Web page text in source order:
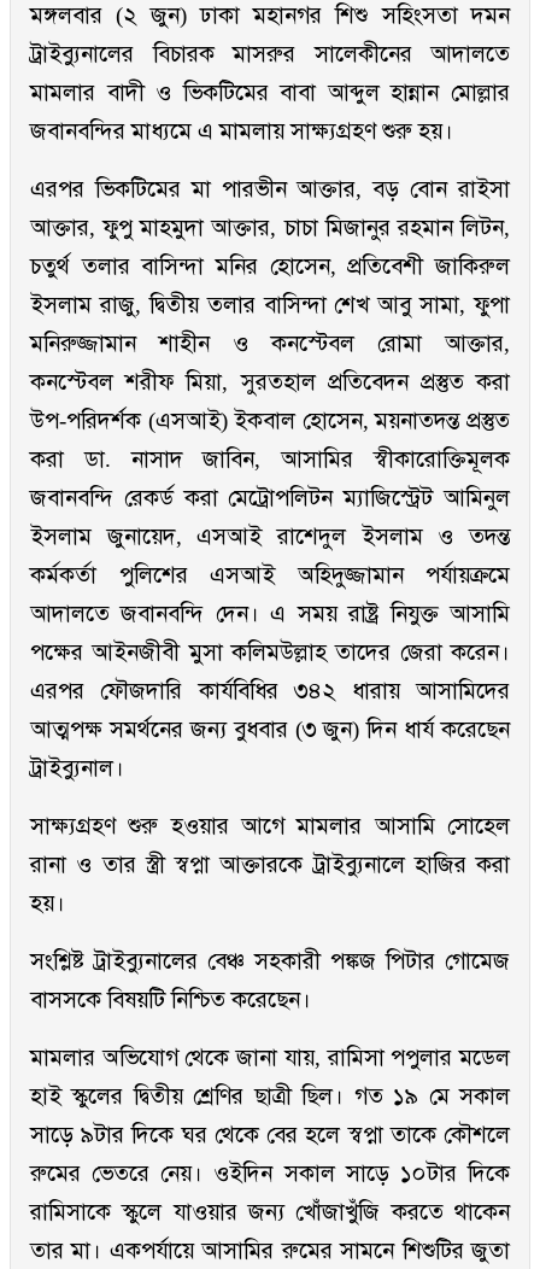
মঙ্গলবার (২ জুন) ঢাকা মহানগর শিশু সহিংসতা দমন
ট্রাইব্যুনালের বিচারক মাসরুর সালেকীনের আদালতে
মামলার বাদী ও ভিকটিমের বাবা আব্দুল হান্নান মোল্লার
জবানবন্দির মাধ্যমে এ মামলায় সাক্ষ্যগ্রহণ শুরু হয়।
এরপর ভিকটিমের মা পারভীন আক্তার, বড় বোন রাইসা
আক্তার, ফুপু মাহমুদা আক্তার, চাচা মিজানুর রহমান লিটন,
চতুর্থ তলার বাসিন্দা মনির হোসেন, প্রতিবেশী জাকিরুল
ইসলাম রাজু, দ্বিতীয় তলার বাসিন্দা শেখ আবু সামা, ফুপা
মনিরুজ্জামান শাহীন ও কনস্টেবল রোমা আক্তার,
কনস্টেবল শরীফ মিয়া, সুরতহাল প্রতিবেদন প্রস্তুত করা
উপ-পরিদর্শক (এসআই) ইকবাল হোসেন, ময়নাতদন্ত প্রস্তুত
করা ডা. নাসাদ জাবিন, আসামির স্বীকারোক্তিমূলক
জবানবন্দি রেকর্ড করা মেট্রোপলিটন ম্যাজিস্ট্রেট আমিনুল
ইসলাম জুনায়েদ, এসআই রাশেদুল ইসলাম ও তদন্ত
কর্মকর্তা পুলিশের এসআই অহিদুজ্জামান পর্যায়ক্রমে
আদালতে জবানবন্দি দেন। এ সময় রাষ্ট্র নিযুক্ত আসামি
পক্ষের আইনজীবী মুসা কলিমউল্লাহ তাদের জেরা করেন।
এরপর ফৌজদারি কার্যবিধির ৩৪২ ধারায় আসামিদের
আত্মপক্ষ সমর্থনের জন্য বুধবার (৩ জুন) দিন ধার্য করেছেন
ট্রাইব্যুনাল।
সাক্ষ্যগ্রহণ শুরু হওয়ার আগে মামলার আসামি সোহেল
রানা ও তার স্ত্রী স্বপ্না আক্তারকে ট্রাইব্যুনালে হাজির করা
হয়।
সংশ্লিষ্ট ট্রাইব্যুনালের বেঞ্চ সহকারী পঙ্কজ পিটার গোমেজ
বাসসকে বিষয়টি নিশ্চিত করেছেন।
মামলার অভিযোগ থেকে জানা যায়, রামিসা পপুলার মডেল
হাই স্কুলের দ্বিতীয় শ্রেণির ছাত্রী ছিল। গত ১৯ মে সকাল
সাড়ে ৯টার দিকে ঘর থেকে বের হলে স্বপ্না তাকে কৌশলে
রুমের ভেতরে নেয়। ওইদিন সকাল সাড়ে ১০টার দিকে
রামিসাকে স্কুলে যাওয়ার জন্য খোঁজাখুঁজি করতে থাকেন
তার মা। একপর্যায়ে আসামির রুমের সামনে শিশুটির জুতা